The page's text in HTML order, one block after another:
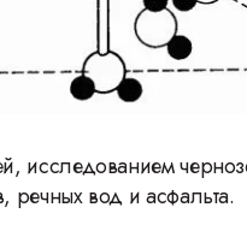
исследованием
вод и асфальта.